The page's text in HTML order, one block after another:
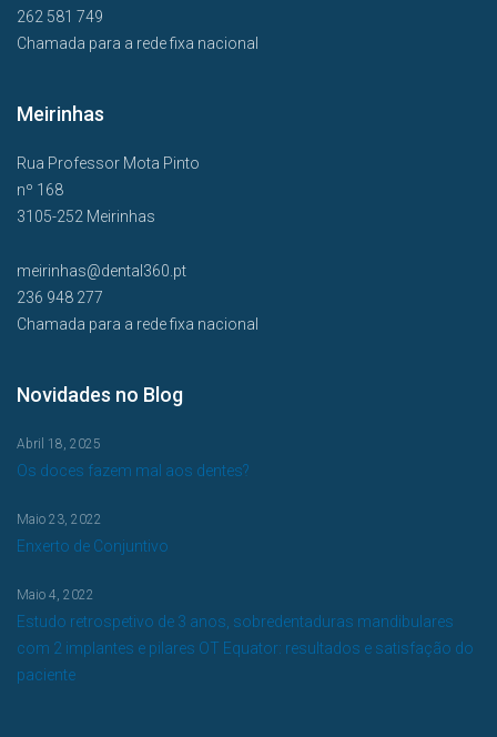
262 581 749
Chamada para a rede fixa nacional
Meirinhas
Rua Professor Mota Pinto
nº 168
3105-252 Meirinhas
meirinhas@dental360.pt
236 948 277
Chamada para a rede fixa nacional
Novidades no Blog
Os doces fazem mal aos dentes?
Abril 18, 2025
Enxerto de Conjuntivo
Maio 23, 2022
Estudo retrospetivo de 3 anos, sobredentaduras mandibulares
com 2 implantes e pilares OT Equator: resultados e satisfação do
paciente
Maio 4, 2022